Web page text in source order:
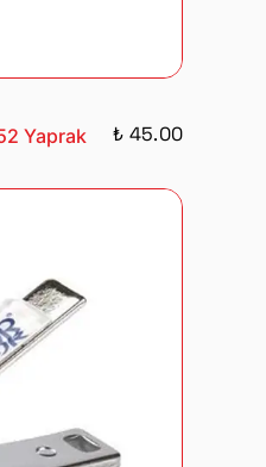
Yaprak
₺ 45.00